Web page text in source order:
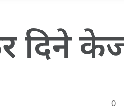
दिने
0